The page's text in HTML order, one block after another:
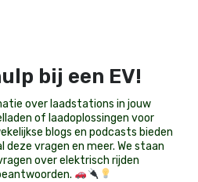
bij een EV!
over laadstations in jouw
of laadoplossingen voor
blogs en podcasts bieden
deze vragen en meer. We staan
over elektrisch rijden